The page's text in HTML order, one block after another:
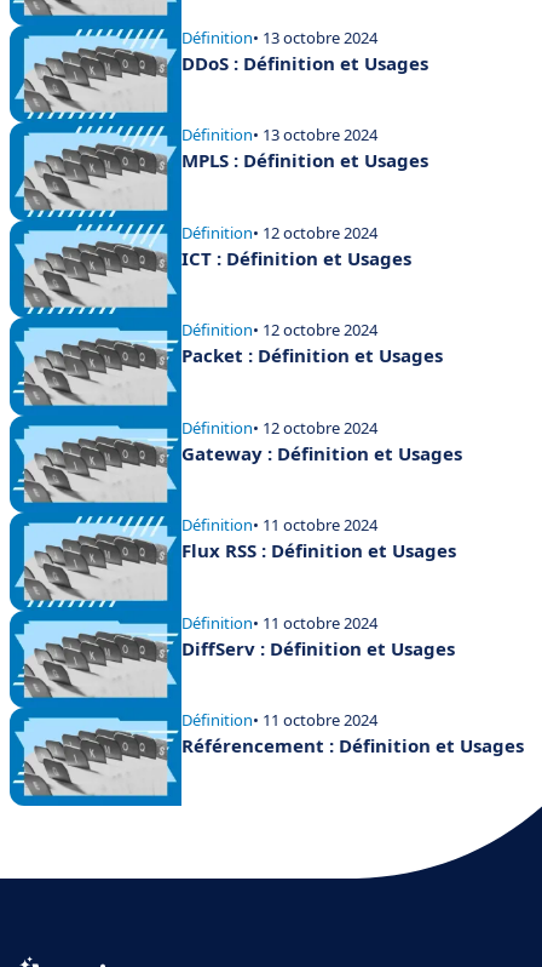
Définition• 13 octobre 2024
DDoS : Définition et Usages
Définition• 13 octobre 2024
MPLS : Définition et Usages
Définition• 12 octobre 2024
ICT : Définition et Usages
Définition• 12 octobre 2024
Packet : Définition et Usages
Définition• 12 octobre 2024
Gateway : Définition et Usages
Définition• 11 octobre 2024
Flux RSS : Définition et Usages
Définition• 11 octobre 2024
DiffServ : Définition et Usages
Définition• 11 octobre 2024
Référencement : Définition et Usages